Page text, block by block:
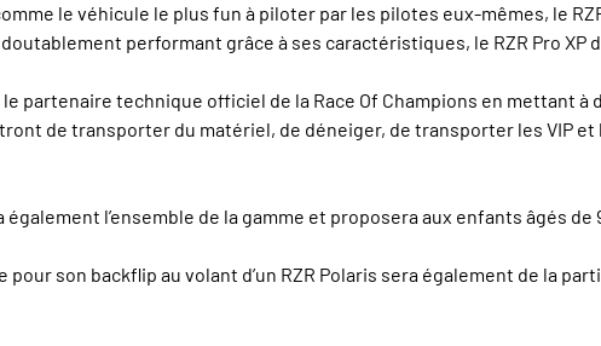
le véhicule le plus fun à piloter par les pilotes eux-mêmes, le
performant grâce à ses caractéristiques, le RZR Pro
partenaire technique officiel de la Race Of Champions en mettant
de transporter du matériel, de déneiger, de transporter les VIP
l’ensemble de la gamme et proposera aux enfants âgés
pour son backflip au volant d’un RZR Polaris sera également de la